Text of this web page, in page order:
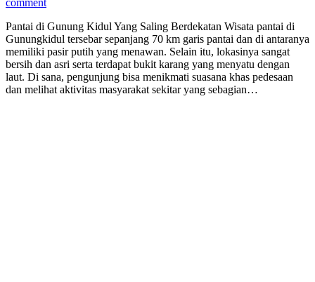
comment
Pantai di Gunung Kidul Yang Saling Berdekatan Wisata pantai di
Gunungkidul tersebar sepanjang 70 km garis pantai dan di antaranya
memiliki pasir putih yang menawan. Selain itu, lokasinya sangat
bersih dan asri serta terdapat bukit karang yang menyatu dengan
laut. Di sana, pengunjung bisa menikmati suasana khas pedesaan
dan melihat aktivitas masyarakat sekitar yang sebagian…